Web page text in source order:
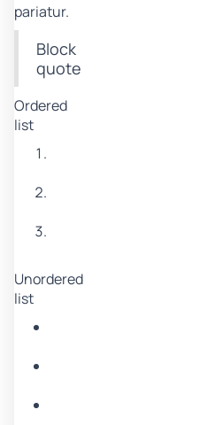
pariatur.
Block
quote
Ordered
list
Unordered
list